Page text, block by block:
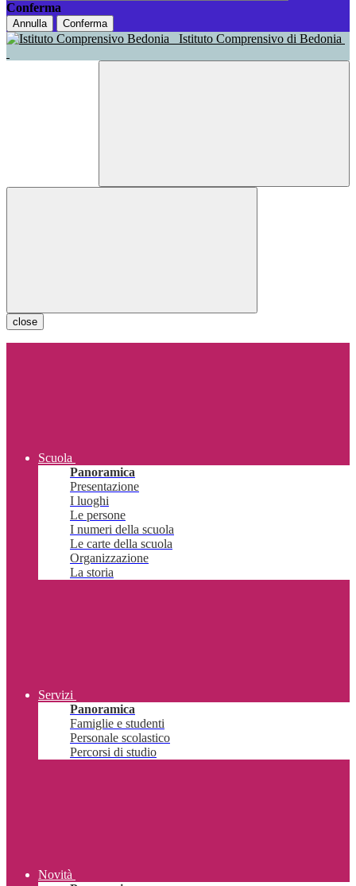
Conferma
Annulla Conferma
Istituto Comprensivo di Bedonia
close
Scuola
Panoramica
Presentazione
I luoghi
Le persone
I numeri della scuola
Le carte della scuola
Organizzazione
La storia
Servizi
Panoramica
Famiglie e studenti
Personale scolastico
Percorsi di studio
Novità